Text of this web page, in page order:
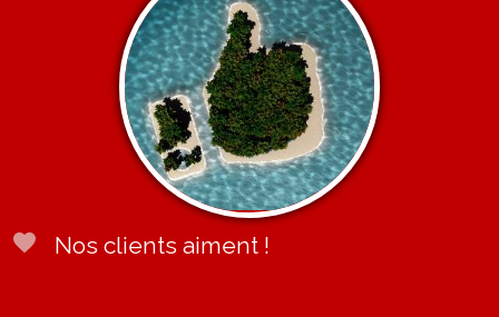
favorite Nos clients aiment !